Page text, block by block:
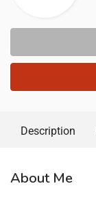
Description
About Me